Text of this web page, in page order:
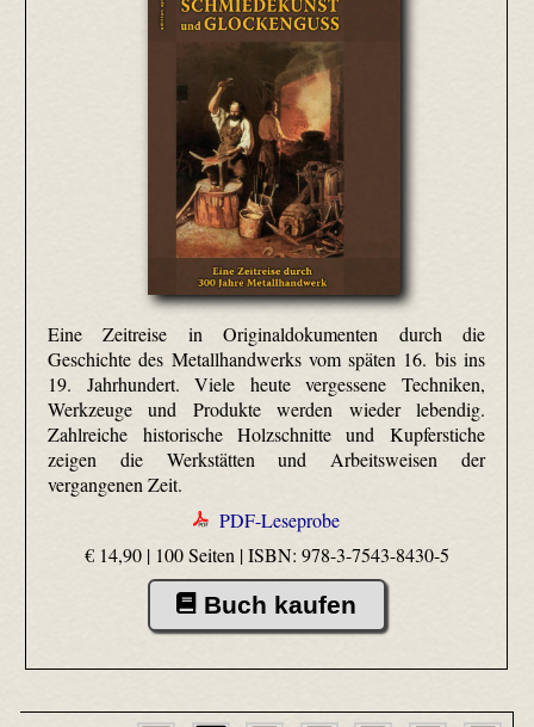
Eine Zeitreise in Originaldokumenten durch die
Geschichte des Metallhandwerks vom späten 16. bis ins
19. Jahrhundert. Viele heute vergessene Techniken,
Werkzeuge und Produkte werden wieder lebendig.
Zahlreiche historische Holzschnitte und Kupferstiche
zeigen die Werkstätten und Arbeitsweisen der
vergangenen Zeit.
PDF-Leseprobe
€ 14,90 | 100 Seiten |ISBN: 978-3-7543-8430-5
Buch kaufen